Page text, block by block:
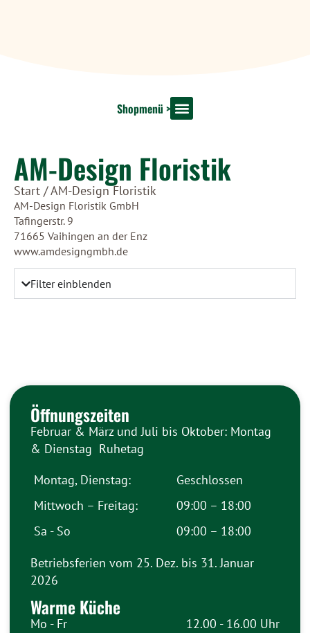
Shopmenü >
AM-Design Floristik
Start / AM-Design Floristik
AM-Design Floristik GmbH
Tafingerstr. 9
71665 Vaihingen an der Enz
www.amdesigngmbh.de
Filter einblenden
Öffnungszeiten
Februar & März und Juli bis Oktober: Montag
& Dienstag Ruhetag
Montag, Dienstag:
Geschlossen
Mittwoch – Freitag:
09:00 – 18:00
Sa - So
09:00 – 18:00
Betriebsferien vom 25. Dez. bis 31. Januar
2026
Warme Küche
Mo - Fr
12.00 - 16.00 Uhr